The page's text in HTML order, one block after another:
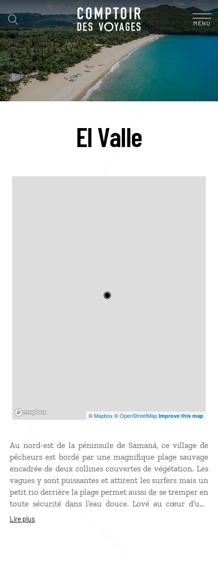
MENU
El Valle
©Mapbox ©OpenStreetMap Improve this map
Au nord-est de la péninsule de Samaná, ce village de
pêcheurs est bordé par une magnifique plage sauvage
encadrée de deux collines couvertes de végétation. Les
vagues y sont puissantes et attirent les surfers mais un
petit rio derrière la plage permet aussi de se tremper en
toute sécurité dans l’eau douce. Lové au cœur d’une
nature intacte et luxuriante, El Valle est un paradis
Lire plus